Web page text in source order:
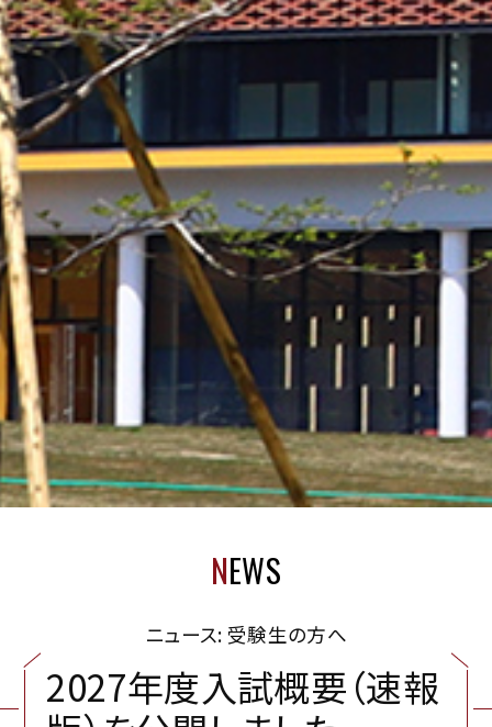
NEWS
ニュース: 受験生の方へ
2027年度入試概要（速報